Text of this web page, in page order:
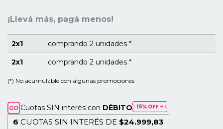
¡Llevá más, pagá menos!
2x1 comprando 2 unidades *
2x1 comprando 2 unidades *
(*) No acumulable con algunas promociones
Cuotas SIN interés con DÉBITO
6 CUOTAS SIN INTERÉS DE $24.999,83